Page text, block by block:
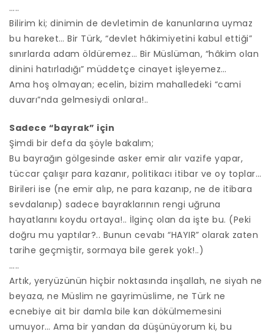
…..
Bilirim ki; dinimin de devletimin de kanunlarına uymaz
bu hareket… Bir Türk, “devlet hâkimiyetini kabul ettiği”
sınırlarda adam öldüremez… Bir Müslüman, “hâkim olan
dinini hatırladığı” müddetçe cinayet işleyemez…
Ama hoş olmayan; ecelin, bizim mahalledeki “cami
duvarı”nda gelmesiydi onlara!..
Sadece “bayrak” için
Şimdi bir defa da şöyle bakalım;
Bu bayrağın gölgesinde asker emir alır vazife yapar,
tüccar çalışır para kazanır, politikacı itibar ve oy toplar…
Birileri ise (ne emir alıp, ne para kazanıp, ne de itibara
sevdalanıp) sadece bayraklarının rengi uğruna
hayatlarını koydu ortaya!.. İlginç olan da işte bu. (Peki
doğru mu yaptılar?.. Bunun cevabı “HAYIR” olarak zaten
tarihe geçmiştir, sormaya bile gerek yok!..)
…..
Artık, yeryüzünün hiçbir noktasında inşallah, ne siyah ne
beyaza, ne Müslim ne gayrimüslime, ne Türk ne
ecnebiye ait bir damla bile kan dökülmemesini
umuyor… Ama bir yandan da düşünüyorum ki, bu